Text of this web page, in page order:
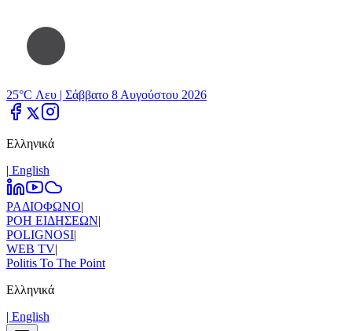
25°C Λευ | Σάββατο 8 Αυγούστου 2026
Ελληνικά
| Εnglish
ΡΑΔΙΟΦΩΝΟ|
ΡΟΗ ΕΙΔΗΣΕΩΝ|
POLIGNOSI|
WEB TV|
Politis To The Point
Ελληνικά
| Εnglish